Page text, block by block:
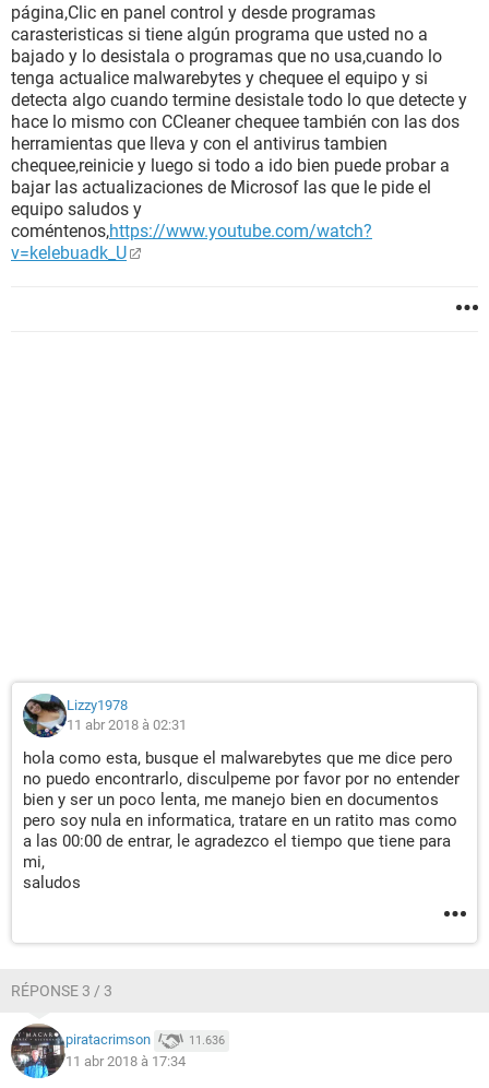
página,Clic en panel control y desde programas
carasteristicas si tiene algún programa que usted no a
bajado y lo desistala o programas que no usa,cuando lo
tenga actualice malwarebytes y chequee el equipo y si
detecta algo cuando termine desistale todo lo que detecte y
hace lo mismo con CCleaner chequee también con las dos
herramientas que lleva y con el antivirus tambien
chequee,reinicie y luego si todo a ido bien puede probar a
bajar las actualizaciones de Microsof las que le pide el
equipo saludos y
coméntenos,https://www.youtube.com/watch?
v=kelebuadk_U
Lizzy1978
11 abr 2018 à 02:31
hola como esta, busque el malwarebytes que me dice pero
no puedo encontrarlo, disculpeme por favor por no entender
bien y ser un poco lenta, me manejo bien en documentos
pero soy nula en informatica, tratare en un ratito mas como
a las 00:00 de entrar, le agradezco el tiempo que tiene para
mi,
saludos
RÉPONSE 3 / 3
piratacrimson 11.636
11 abr 2018 à 17:34